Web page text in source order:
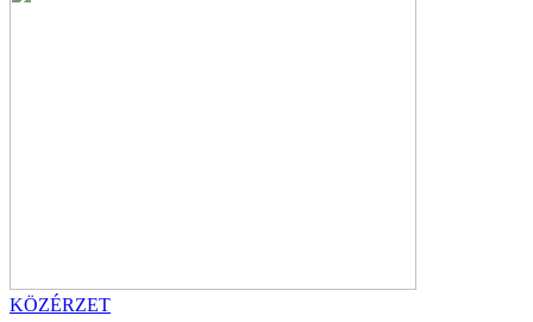
KÖZÉRZET